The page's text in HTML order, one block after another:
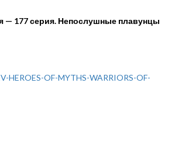
— 177 серия. Непослушные плавунцы